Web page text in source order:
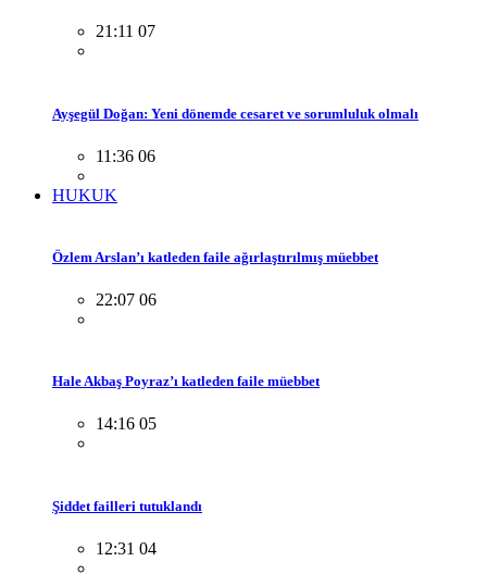
21:11 07
Ayşegül Doğan: Yeni dönemde cesaret ve sorumluluk olmalı
11:36 06
HUKUK
Özlem Arslan’ı katleden faile ağırlaştırılmış müebbet
22:07 06
Hale Akbaş Poyraz’ı katleden faile müebbet
14:16 05
Şiddet failleri tutuklandı
12:31 04